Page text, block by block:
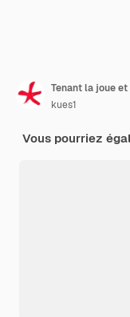
kues1
Vous pourriez